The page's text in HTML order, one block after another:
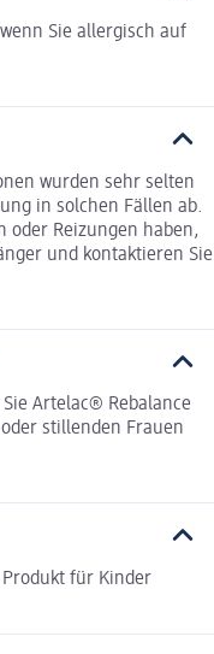
Sie allergisch auf
wurden sehr selten
in solchen Fällen ab.
oder Reizungen haben,
und kontaktieren Sie
Artelac® Rebalance
stillenden Frauen
Produkt für Kinder